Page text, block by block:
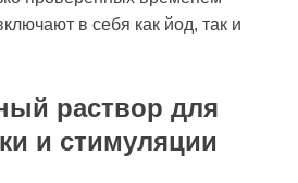
в себя как йод, так и
раствор для
и стимуляции